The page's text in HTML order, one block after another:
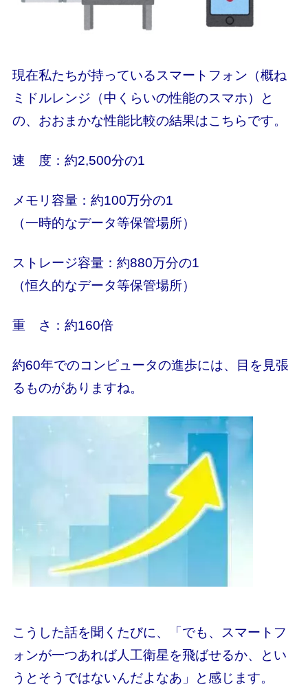
現在私たちが持っているスマートフォン（概ね
ミドルレンジ（中くらいの性能のスマホ）と
の、おおまかな性能比較の結果はこちらです。
速 度：約2,500分の1
メモリ 容量：約100万分の1
（一時的なデータ等保管場所）
ストレージ容量：約880万分の1
（恒久的なデータ等保管場所）
重 さ：約160倍
約60年でのコンピュータの進歩には、目を見張
るものがありますね。
こうした話を聞くたびに、「でも、スマートフ
ォンが一つあれば人工衛星を飛ばせるか、とい
うとそうではないんだよなあ」と感じます。